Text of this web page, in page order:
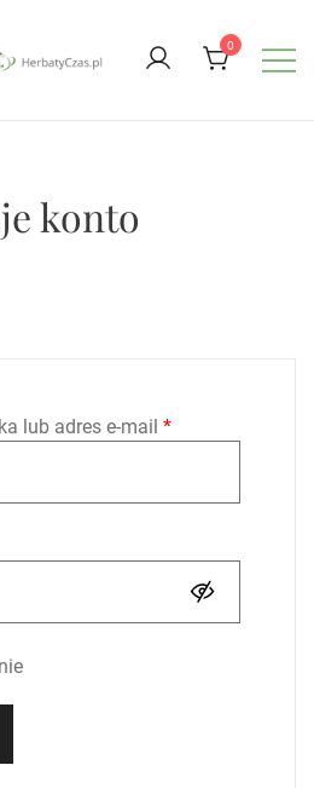
0
konto
lub adres e-mail *Wymagane